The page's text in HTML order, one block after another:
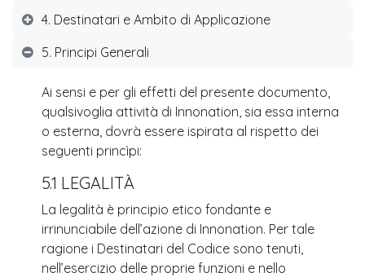
4. Destinatari e Ambito di Applicazione
5. Principi Generali
Ai sensi e per gli effetti del presente documento,
qualsivoglia attività di Innonation, sia essa interna
o esterna, dovrà essere ispirata al rispetto dei
seguenti princìpi:
5.1 LEGALITÀ
La legalità è principio etico fondante e
irrinunciabile dell’azione di Innonation. Per tale
ragione i Destinatari del Codice sono tenuti,
nell’esercizio delle proprie funzioni e nello